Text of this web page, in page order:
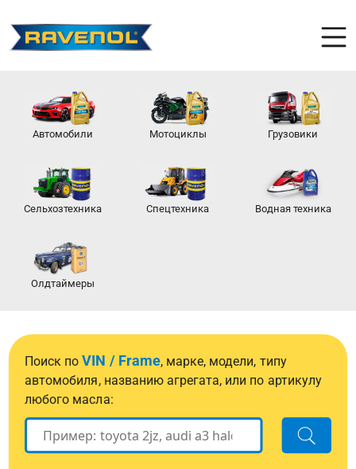
Автомобили Мотоциклы Грузовики
Сельхозтехника Спецтехника Водная техника
Олдтаймеры
Поиск поVIN / Frame, марке, модели, типу
автомобиля, названию агрегата, или по артикулу
любого масла: